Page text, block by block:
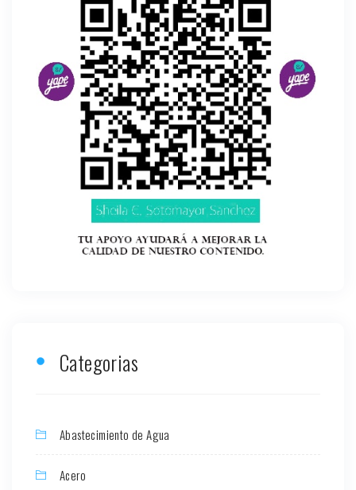
Categorias
Abastecimiento de Agua
Acero